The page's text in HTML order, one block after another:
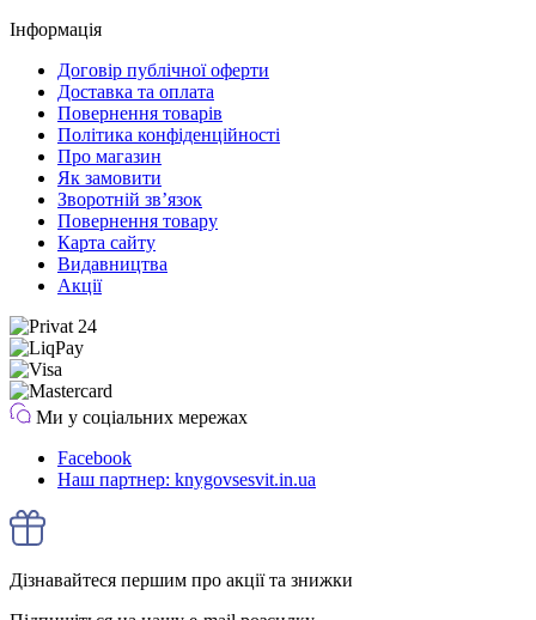
Інформація
Договір публічної оферти
Доставка та оплата
Повернення товарів
Політика конфіденційності
Про магазин
Як замовити
Зворотній зв’язок
Повернення товару
Карта сайту
Видавництва
Акції
Ми у соціальних мережах
Facebook
Наш партнер: knygovsesvit.in.ua
Дізнавайтеся першим про акції та знижки